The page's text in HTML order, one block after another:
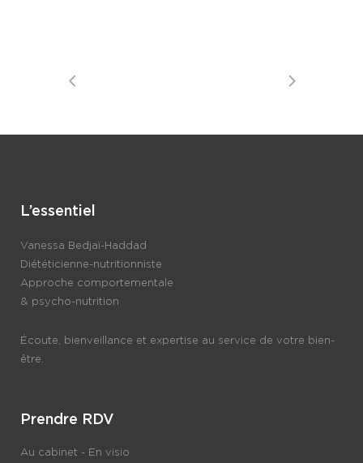
L’essentiel
Vanessa Bedjaï-Haddad
Diététicienne-nutritionniste
Approche comportementale
& psycho-nutrition
Écoute, bienveillance et expertise au service de votre bien-
être.
Prendre RDV
Au cabinet - En visio